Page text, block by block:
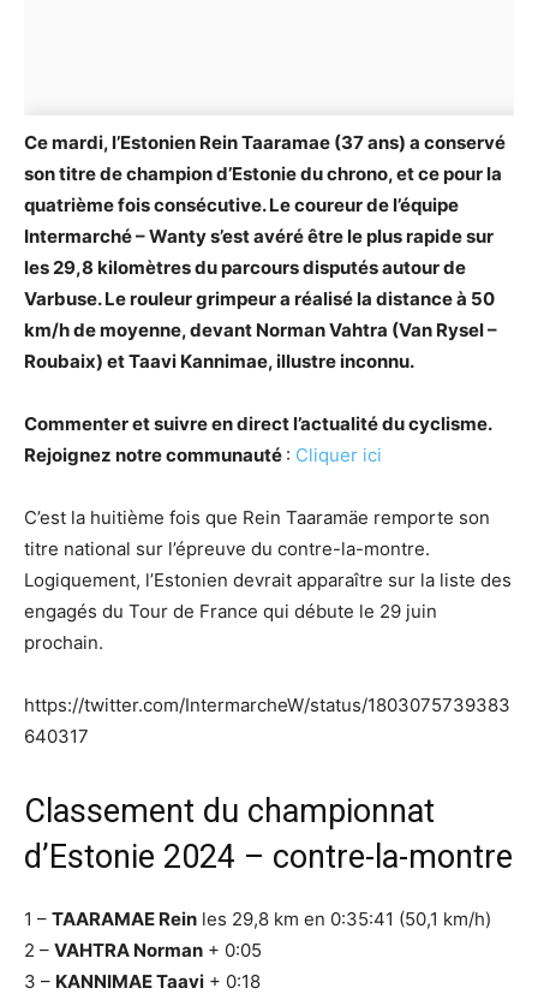
Ce mardi, l’Estonien Rein Taaramae (37 ans) a conservé
son titre de champion d’Estonie du chrono, et ce pour la
quatrième fois consécutive. Le coureur de l’équipe
Intermarché – Wanty s’est avéré être le plus rapide sur
les 29,8 kilomètres du parcours disputés autour de
Varbuse. Le rouleur grimpeur a réalisé la distance à 50
km/h de moyenne, devant Norman Vahtra (Van Rysel –
Roubaix) et Taavi Kannimae, illustre inconnu.
Commenter et suivre en direct l’actualité du cyclisme.
Rejoignez notre communauté : Cliquer ici
C’est la huitième fois que Rein Taaramäe remporte son
titre national sur l’épreuve du contre-la-montre.
Logiquement, l’Estonien devrait apparaître sur la liste des
engagés du Tour de France qui débute le 29 juin
prochain.
https://twitter.com/IntermarcheW/status/1803075739383
640317
Classement du championnat
d’Estonie 2024 – contre-la-montre
1 – TAARAMAE Rein les 29,8 km en 0:35:41 (50,1 km/h)
2 – VAHTRA Norman + 0:05
3 – KANNIMAE Taavi + 0:18